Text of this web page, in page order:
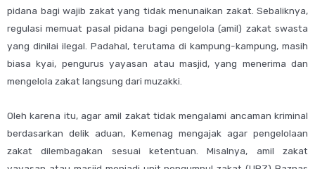
pidana bagi wajib zakat yang tidak menunaikan zakat. Sebaliknya,
regulasi memuat pasal pidana bagi pengelola (amil) zakat swasta
yang dinilai ilegal. Padahal, terutama di kampung-kampung, masih
biasa kyai, pengurus yayasan atau masjid, yang menerima dan
mengelola zakat langsung dari muzakki.
Oleh karena itu, agar amil zakat tidak mengalami ancaman kriminal
berdasarkan delik aduan, Kemenag mengajak agar pengelolaan
zakat dilembagakan sesuai ketentuan. Misalnya, amil zakat